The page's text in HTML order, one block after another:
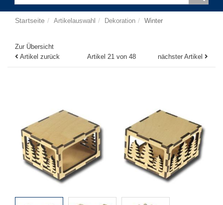
Startseite Artikelauswahl Dekoration Winter
Zur Übersicht
Artikel zurück
Artikel 21 von 48 nächster Artikel